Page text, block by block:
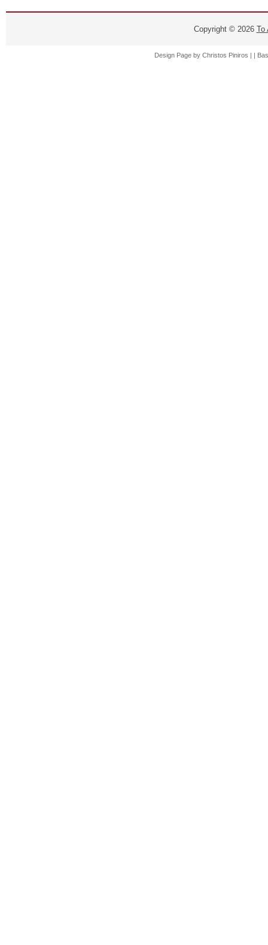
Copyright © 2026 Το
Design Page by Christos Piniros | |